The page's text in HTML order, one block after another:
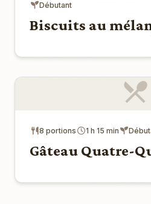
Débutant
Biscuits au
8 portions 1 h 15 min
Gâteau Quatre-